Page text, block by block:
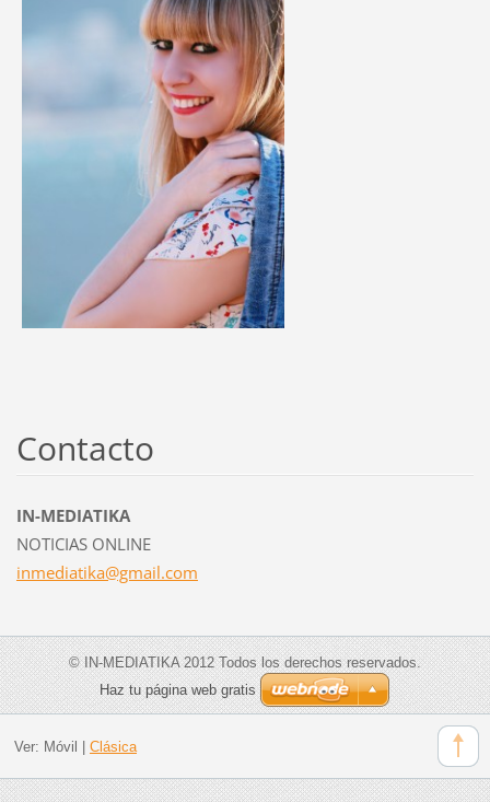
Contacto
IN-MEDIATIKA
NOTICIAS ONLINE
inmediatika@gmail.com
© IN-MEDIATIKA 2012 Todos los derechos reservados.
Haz tu página web gratis
Ver: Móvil Clásica